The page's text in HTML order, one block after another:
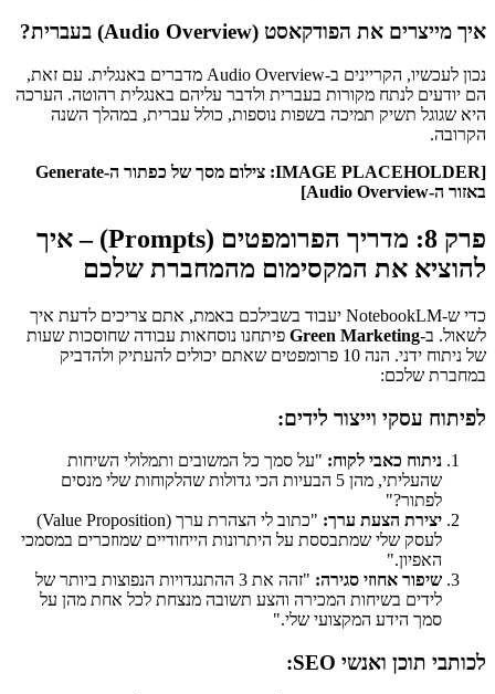
איך מייצרים את הפודקאסט (Audio Overview) בעברית?
נכון לעכשיו, הקריינים ב-Audio Overview מדברים באנגלית. עם זאת,
הם יודעים לנתח מקורות בעברית ולדבר עליהם באנגלית רהוטה. הערכה
היא שגוגל תשיק תמיכה בשפות נוספות, כולל עברית, במהלך השנה
הקרובה.
[IMAGE PLACEHOLDER: צילום מסך של כפתור ה-Generate
באזור ה-Audio Overview]
פרק 8: מדריך הפרומפטים (Prompts) – איך
להוציא את המקסימום מהמחברת שלכם
כדי ש-NotebookLM יעבוד בשבילכם באמת, אתם צריכים לדעת איך
לשאול. ב-Green Marketing פיתחנו נוסחאות עבודה שחוסכות שעות
של ניתוח ידני. הנה 10 פרומפטים שאתם יכולים להעתיק ולהדביק
במחברת שלכם:
לפיתוח עסקי וייצור לידים:
ניתוח כאבי לקוח: "על סמך כל המשובים ותמלולי השיחות
שהעליתי, מהן 5 הבעיות הכי גדולות שהלקוחות שלי מנסים
לפתור?"
יצירת הצעת ערך:
"כתוב לי הצהרת ערך (Value Proposition)
לעסק שלי שמתבססת על היתרונות הייחודיים שמוזכרים במסמכי
האפיון."
שיפור אחוזי סגירה:
"זהה את 3 ההתנגדויות הנפוצות ביותר של
לידים בשיחות המכירה והצע תשובה מנצחת לכל אחת מהן על
סמך הידע המקצועי שלי."
לכותבי תוכן ואנשי SEO: